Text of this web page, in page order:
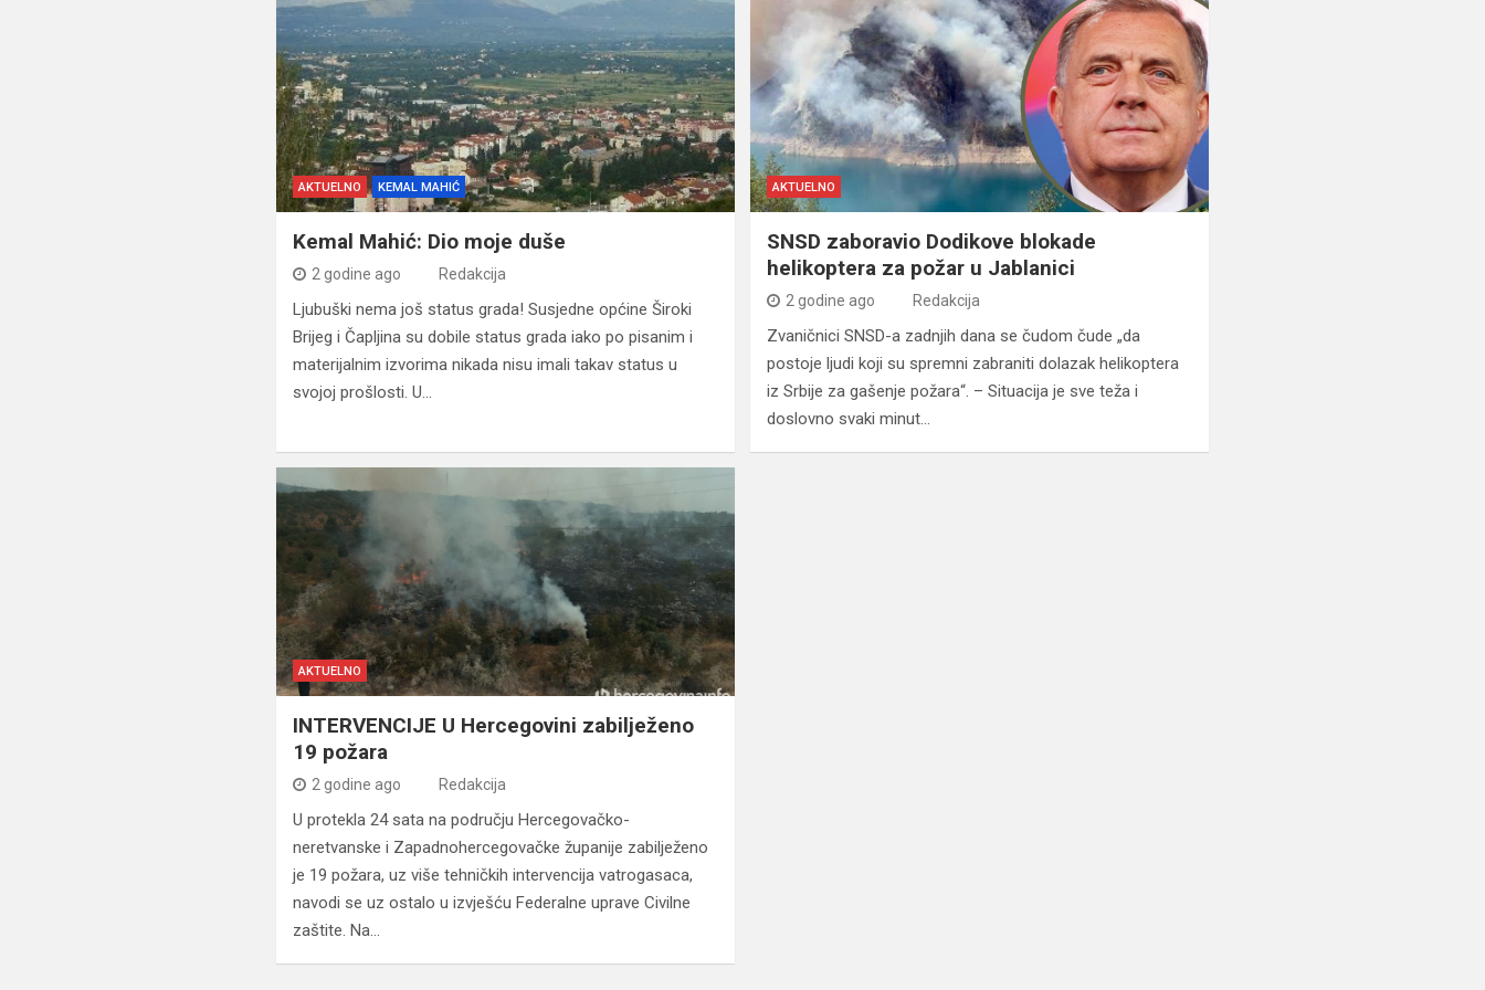
AKTUELNO KEMAL MAHIĆ
Kemal Mahić: Dio moje duše
2 godine ago Redakcija
Ljubuški nema još status grada! Susjedne općine Široki
Brijeg i Čapljina su dobile status grada iako po pisanim i
materijalnim izvorima nikada nisu imali takav status u
svojoj prošlosti. U…
AKTUELNO
SNSD zaboravio Dodikove blokade
helikoptera za požar u Jablanici
2 godine ago Redakcija
Zvaničnici SNSD-a zadnjih dana se čudom čude „da
postoje ljudi koji su spremni zabraniti dolazak helikoptera
iz Srbije za gašenje požara“. – Situacija je sve teža i
doslovno svaki minut…
AKTUELNO
INTERVENCIJE U Hercegovini zabilježeno
19 požara
2 godine ago Redakcija
U protekla 24 sata na području Hercegovačko-
neretvanske i Zapadnohercegovačke županije zabilježeno
je 19 požara, uz više tehničkih intervencija vatrogasaca,
navodi se uz ostalo u izvješću Federalne uprave Civilne
zaštite. Na…